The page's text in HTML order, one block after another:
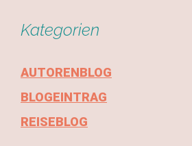
Kategorien
AUTORENBLOG
BLOGEINTRAG
REISEBLOG